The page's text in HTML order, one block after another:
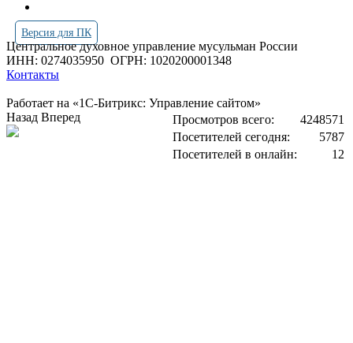
Версия для ПК
Центральное духовное управление мусульман России
ИНН: 0274035950 ОГРН: 1020200001348
Контакты
Работает на «1С-Битрикс: Управление сайтом»
Просмотров всего:
4248571
Посетителей сегодня:
5787
Посетителей в онлайн:
12
Назад Вперед